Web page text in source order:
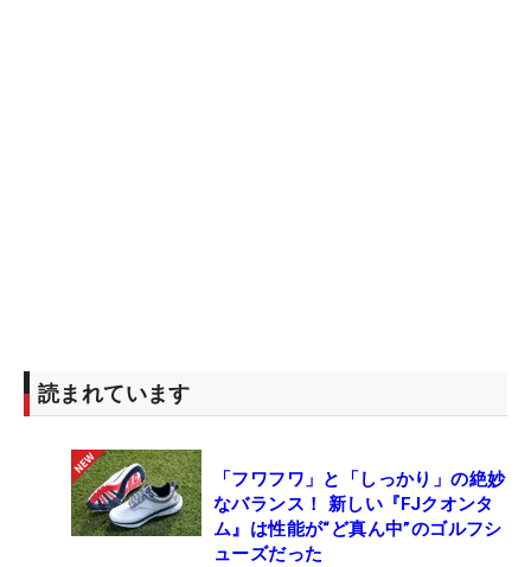
読まれています
「フワフワ」と「しっかり」の絶妙
なバランス！ 新しい『FJクオンタ
ム』は性能が“ど真ん中”のゴルフシ
ューズだった